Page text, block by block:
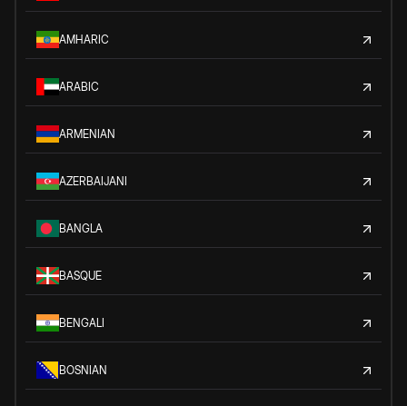
AMHARIC
ARABIC
ARMENIAN
AZERBAIJANI
BANGLA
BASQUE
BENGALI
BOSNIAN